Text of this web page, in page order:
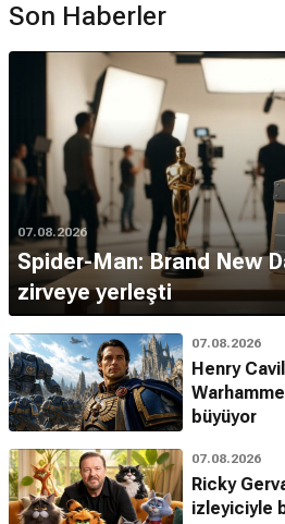
Son Haberler
07.08.2026
Spider-Man: Brand New
zirveye yerleşti
07.08.2026
Henry
büyüyor
07.08.2026
Ricky
izleyiciyle